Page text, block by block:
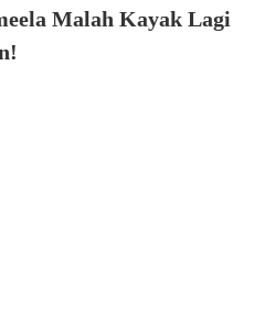
Malah Kayak Lagi